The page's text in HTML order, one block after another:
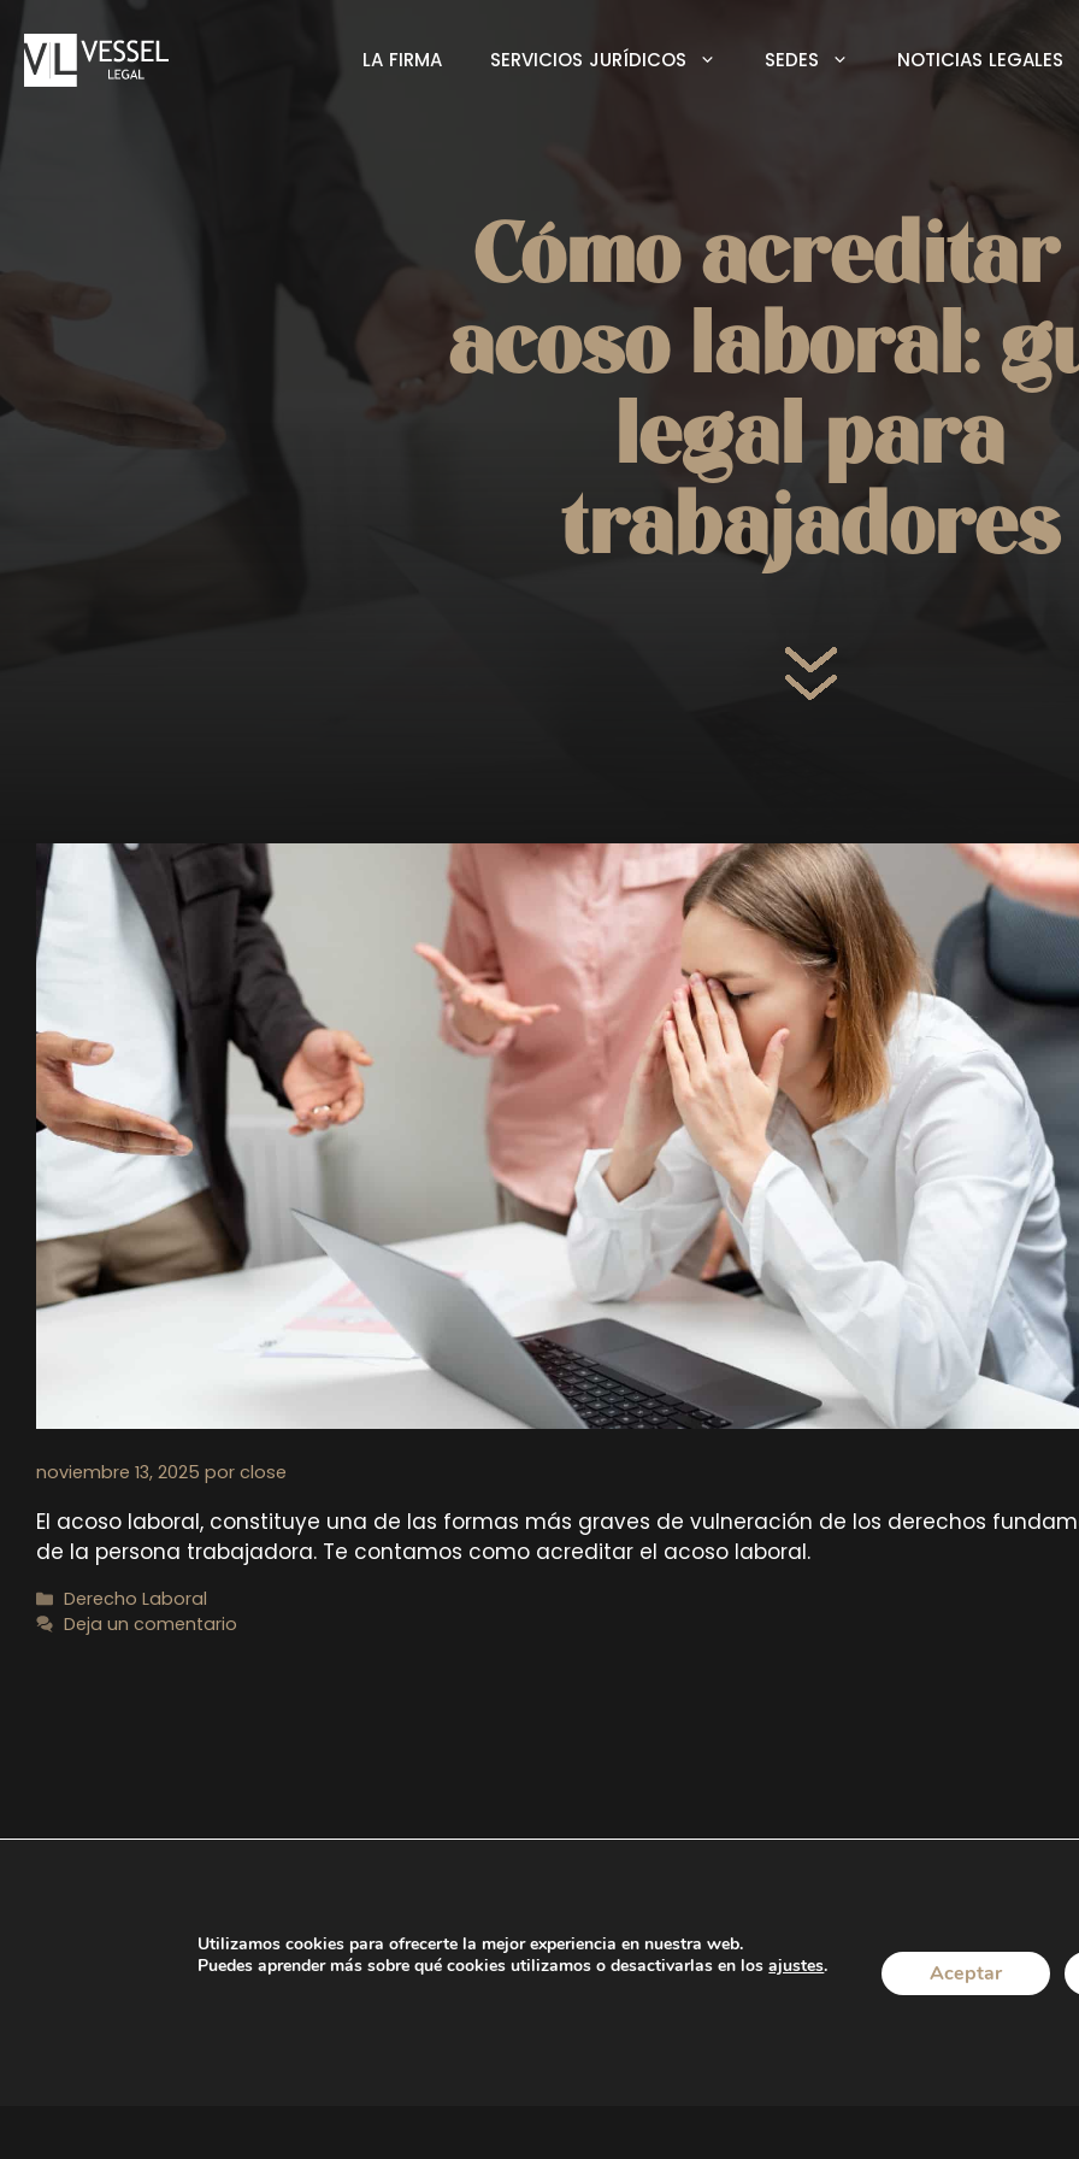
contenido
LA FIRMA SERVICIOS JURÍDICOS SEDES NOTICIAS LEGALES
Cómo acreditar
acoso laboral:
legal para
trabajadores
noviembre 13, 2025 por close
El acoso laboral, constituye una de las formas más graves de vulneración de los derechos
de la persona trabajadora. Te contamos como acreditar el acoso laboral.
Categorías
Derecho Laboral
Deja un comentario
Utilizamos cookies para ofrecerte la mejor experiencia en nuestra web.
Puedes aprender más sobre qué cookies utilizamos o desactivarlas en losajustes. Aceptar